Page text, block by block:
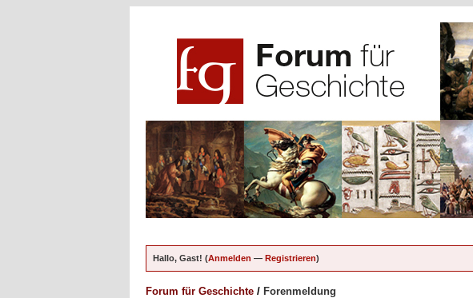
Hallo, Gast! (Anmelden — Registrieren)
Forum für Geschichte / Forenmeldung